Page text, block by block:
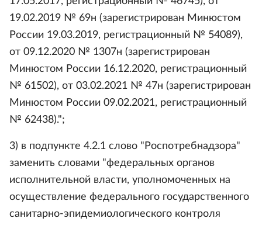
19.02.2019 № 69н (зарегистрирован Минюстом
России 19.03.2019, регистрационный № 54089),
от 09.12.2020 № 1307н (зарегистрирован
Минюстом России 16.12.2020, регистрационный
№ 61502), от 03.02.2021 № 47н (зарегистрирован
Минюстом России 09.02.2021, регистрационный
№ 62438).";
3) в подпункте 4.2.1 слово "Роспотребнадзора"
заменить словами "федеральных органов
исполнительной власти, уполномоченных на
осуществление федерального государственного
санитарно-эпидемиологического контроля